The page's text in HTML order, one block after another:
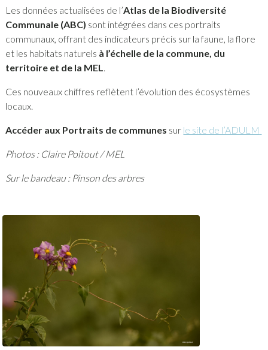
Les données actualisées de l’Atlas de la Biodiversité
Communale (ABC) sont intégrées dans ces portraits
communaux, offrant des indicateurs précis sur la faune, la flore
et les habitats naturels à l’échelle de la commune, du
territoire et de la MEL.
Ces nouveaux chiffres reflètent l’évolution des écosystèmes
locaux.
Accéder aux Portraits de communes sur le site de l’ADULM
Photos : Claire Poitout / MEL
Sur le bandeau : Pinson des arbres